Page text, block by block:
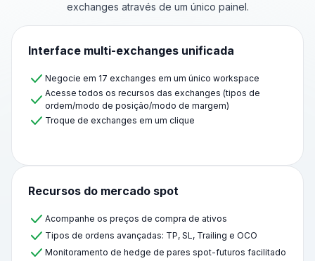
exchanges através de um único painel.
Interface multi-exchanges unificada
Negocie em 17 exchanges em um único workspace
Acesse todos os recursos das exchanges (tipos de
ordem/modo de posição/modo de margem)
Troque de exchanges em um clique
Recursos do mercado spot
Acompanhe os preços de compra de ativos
Tipos de ordens avançadas: TP, SL, Trailing e OCO
Monitoramento de hedge de pares spot-futuros facilitado